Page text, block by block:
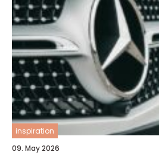
inspiration
09. May 2026